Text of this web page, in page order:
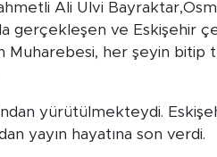
Ali Ulvi
gerçekleşen ve Eskişehir
Muharebesi, her şeyin
yürütülmekteydi.
yayın hayatına son verdi.